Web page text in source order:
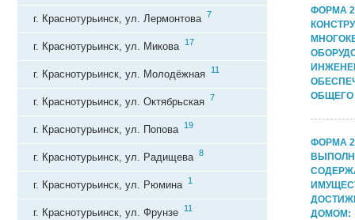
г. Краснотурьинск, ул. Лермонтова 7
г. Краснотурьинск, ул. Микова 17
г. Краснотурьинск, ул. Молодёжная 11
г. Краснотурьинск, ул. Октябрьская 7
г. Краснотурьинск, ул. Попова 19
г. Краснотурьинск, ул. Радищева 8
г. Краснотурьинск, ул. Рюмина 1
г. Краснотурьинск, ул. Фрунзе 11
ФОРМА
ОБЩЕГО
ФОРМА
ДОМОМ: